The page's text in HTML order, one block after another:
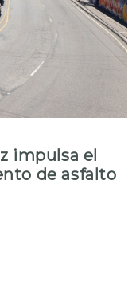
impulsa el
de asfalto